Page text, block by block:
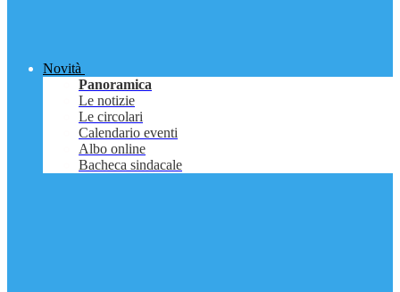
Novità
Panoramica
Le notizie
Le circolari
Calendario eventi
Albo online
Bacheca sindacale